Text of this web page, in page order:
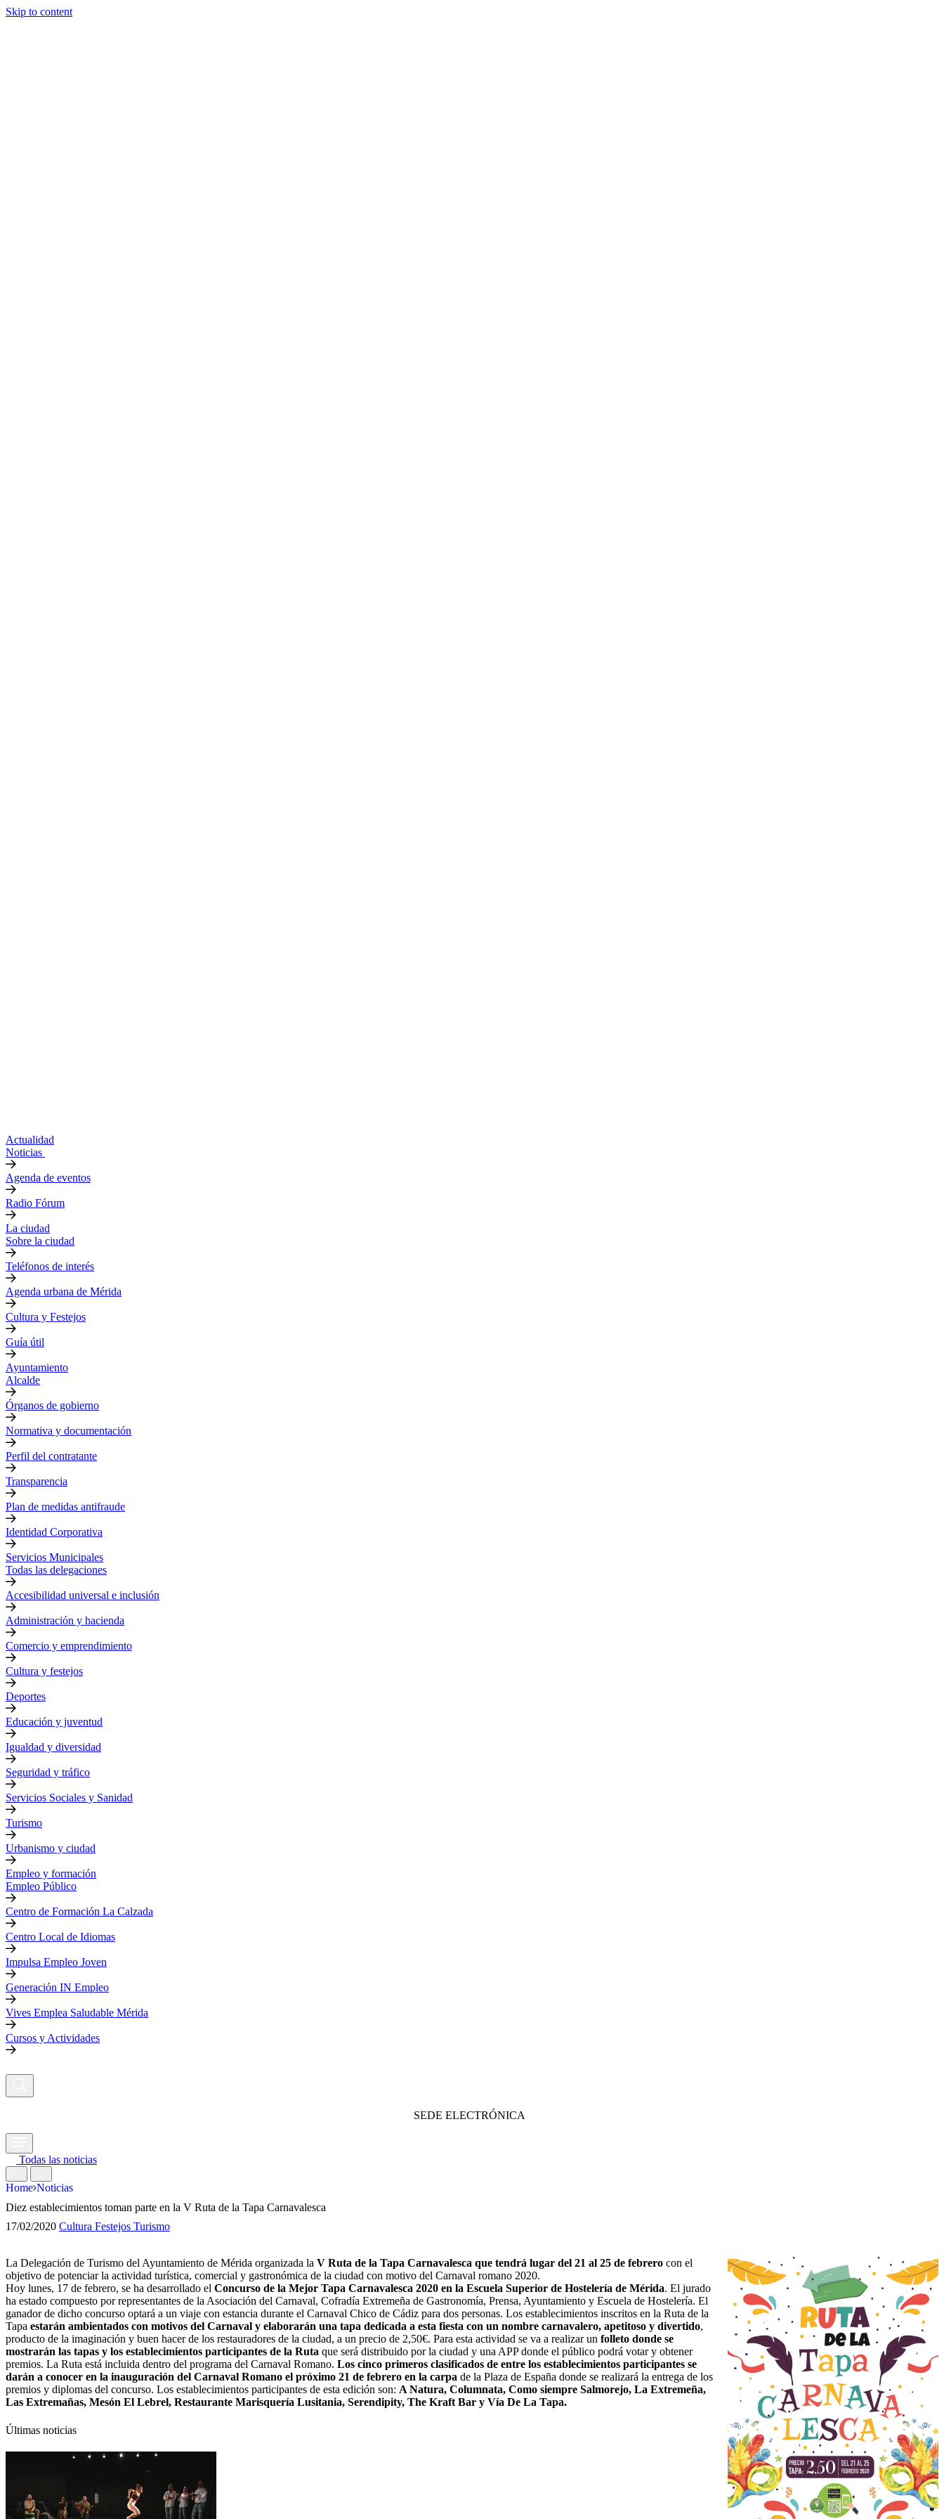
Skip to content
Actualidad
Noticias
Agenda de eventos
Radio Fórum
La ciudad
Sobre la ciudad
Teléfonos de interés
Agenda urbana de Mérida
Cultura y Festejos
Guía útil
Ayuntamiento
Alcalde
Órganos de gobierno
Normativa y documentación
Perfil del contratante
Transparencia
Plan de medidas antifraude
Identidad Corporativa
Servicios Municipales
Todas las delegaciones
Accesibilidad universal e inclusión
Administración y hacienda
Comercio y emprendimiento
Cultura y festejos
Deportes
Educación y juventud
Igualdad y diversidad
Seguridad y tráfico
Servicios Sociales y Sanidad
Turismo
Urbanismo y ciudad
Empleo y formación
Empleo Público
Centro de Formación La Calzada
Centro Local de Idiomas
Impulsa Empleo Joven
Generación IN Empleo
Vives Emplea Saludable Mérida
Cursos y Actividades
SEDE ELECTRÓNICA
Todas las noticias
Home Noticias
Diez establecimientos toman parte en la V Ruta de la Tapa Carnavalesca
17/02/2020 Cultura Festejos Turismo
La Delegación de Turismo del Ayuntamiento de Mérida organizada la V Ruta de la Tapa Carnavalesca que tendrá lugar del 21 al 25 de febrero con el
objetivo de potenciar la actividad turística, comercial y gastronómica de la ciudad con motivo del Carnaval romano 2020.
Hoy lunes, 17 de febrero, se ha desarrollado el Concurso de la Mejor Tapa Carnavalesca 2020 en la Escuela Superior de Hostelería de Mérida. El jurado
ha estado compuesto por representantes de la Asociación del Carnaval, Cofradía Extremeña de Gastronomía, Prensa, Ayuntamiento y Escuela de Hostelería. El
ganador de dicho concurso optará a un viaje con estancia durante el Carnaval Chico de Cádiz para dos personas. Los establecimientos inscritos en la Ruta de la
Tapa estarán ambientados con motivos del Carnaval y elaborarán una tapa dedicada a esta fiesta con un nombre carnavalero, apetitoso y divertido,
producto de la imaginación y buen hacer de los restauradores de la ciudad, a un precio de 2,50€. Para esta actividad se va a realizar un folleto donde se
mostrarán las tapas y los establecimientos participantes de la Ruta que será distribuido por la ciudad y una APP donde el público podrá votar y obtener
premios. La Ruta está incluida dentro del programa del Carnaval Romano. Los cinco primeros clasificados de entre los establecimientos participantes se
darán a conocer en la inauguración del Carnaval Romano el próximo 21 de febrero en la carpa de la Plaza de España donde se realizará la entrega de los
premios y diplomas del concurso. Los establecimientos participantes de esta edición son: A Natura, Columnata, Como siempre Salmorejo, La Extremeña,
Las Extremañas, Mesón El Lebrel, Restaurante Marisquería Lusitania, Serendipity, The Kraft Bar y Vía De La Tapa.
Últimas noticias